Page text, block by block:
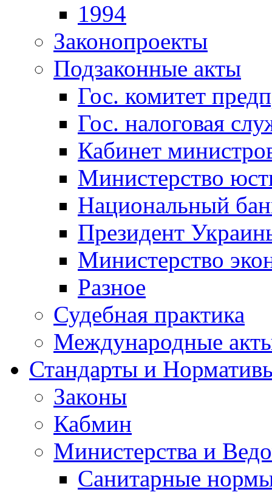
1994
Законопроекты
Подзаконные акты
Гос. комитет
Гос. налоговая
Кабинет
Министерство
Национальный
Президент
Министерство
Разное
Судебная практика
Международные
Стандарты и
Законы
Кабмин
Министерства и
Санитарные